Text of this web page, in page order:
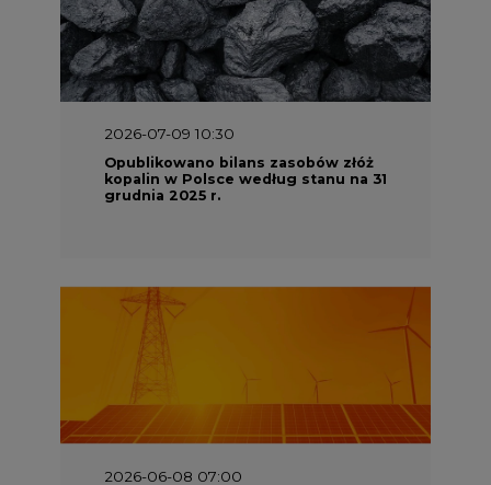
2026-07-09 10:30
Opublikowano bilans zasobów złóż
kopalin w Polsce według stanu na 31
grudnia 2025 r.
2026-06-08 07:00